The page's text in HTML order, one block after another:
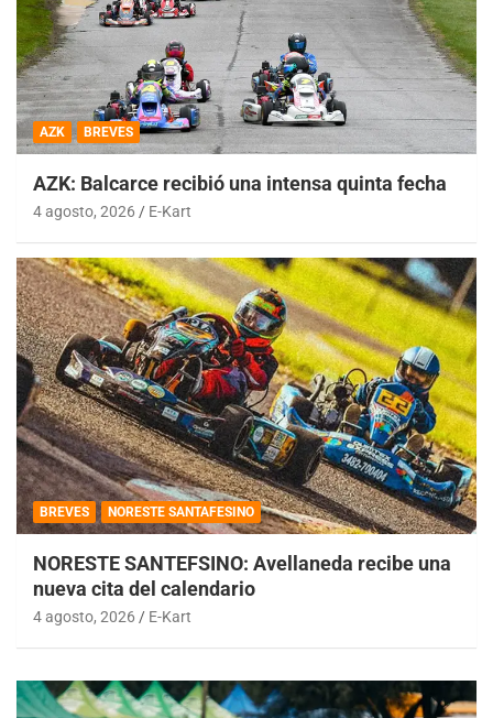
AZK BREVES
AZK: Balcarce recibió una intensa quinta fecha
4 agosto, 2026 E-Kart
BREVES NORESTE SANTAFESINO
NORESTE SANTEFSINO: Avellaneda recibe una
nueva cita del calendario
4 agosto, 2026 E-Kart